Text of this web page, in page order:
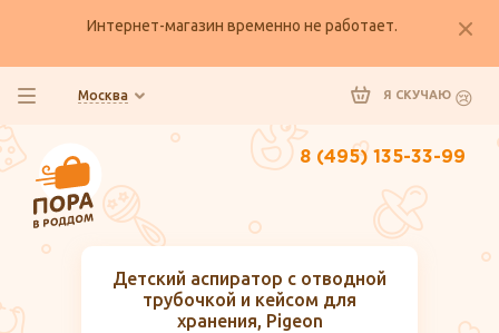
Интернет-магазин временно не работает.
Москва Я СКУЧАЮ
8 (495) 135-33-99
Детский аспиратор с отводной
трубочкой и кейсом для
хранения, Pigeon